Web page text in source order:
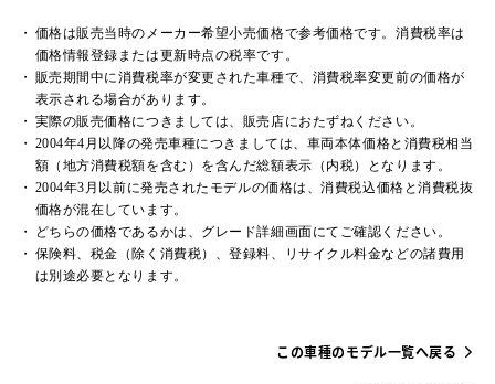
価格は販売当時のメーカー希望小売価格で参考価格です。消費税率は
価格情報登録または更新時点の税率です。
販売期間中に消費税率が変更された車種で、消費税率変更前の価格が
表示される場合があります。
実際の販売価格につきましては、販売店におたずねください。
2004年4月以降の発売車種につきましては、車両本体価格と消費税相当
額（地方消費税額を含む）を含んだ総額表示（内税）となります。
2004年3月以前に発売されたモデルの価格は、消費税込価格と消費税抜
価格が混在しています。
どちらの価格であるかは、グレード詳細画面にてご確認ください。
保険料、税金（除く消費税）、登録料、リサイクル料金などの諸費用
は別途必要となります。
この車種のモデル一覧へ戻る